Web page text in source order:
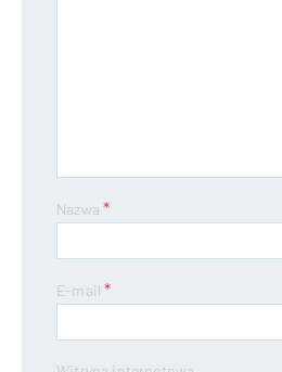
Nazwa*
E-mail*